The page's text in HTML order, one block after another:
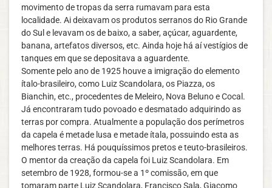
movimento de tropas da serra rumavam para esta
localidade. Ai deixavam os produtos serranos do Rio Grande
do Sul e levavam os de baixo, a saber, açúcar, aguardente,
banana, artefatos diversos, etc. Ainda hoje há aí vestígios de
tanques em que se depositava a aguardente.
Somente pelo ano de 1925 houve a imigração do elemento
ítalo-brasileiro, como Luiz Scandolara, os Piazza, os
Bianchin, etc., procedentes de Meleiro, Nova Beluno e Cocal.
Já encontraram tudo povoado e desmatado adquirindo as
terras por compra. Atualmente a população dos perímetros
da capela é metade lusa e metade ítala, possuindo esta as
melhores terras. Há pouquíssimos pretos e teuto-brasileiros.
O mentor da creação da capela foi Luiz Scandolara. Em
setembro de 1928, formou-se a 1º comissão, em que
tomaram parte Luiz Scandolara, Francisco Sala, Giacomo